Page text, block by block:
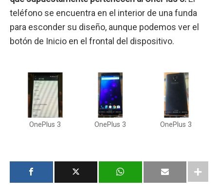
teléfono se encuentra en el interior de una funda
para esconder su diseño, aunque podemos ver el
botón de Inicio en el frontal del dispositivo.
OnePlus 3 OnePlus 3 OnePlus 3